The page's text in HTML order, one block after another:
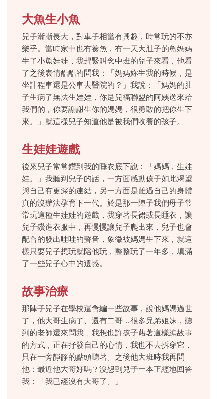
大魚生小魚
兒子漸漸長大，對車子相當有興趣，時常玩的不亦
樂乎。當時家中也有養魚，有一天大肚子的魚媽媽
生了小魚娃娃，我趕緊叫念中班的兒子來看，他看
了之後表情酷酷的問我：「媽媽妳生我的時候，是
坐計程車還是公車去醫院的？」我說：「媽媽的肚
子生病了無法生娃娃，你是兒福聯盟的阿姨送來給
我們的，你要謝謝生你的媽媽，很勇敢的把你生下
來。」就這樣兒子知道他是被我們收養的孩子。
生娃娃遊戲
後來兒子常常鑽到我的睡衣底下說：「媽媽，生娃
娃。」我聽到兒子的話，一方面感動孩子如此渴望
與自己有更深的連結，另一方面是難過自己的身體
真的沒辦法孕育下一代。於是那一陣子我們母子常
常玩這種生娃娃的遊戲，我穿著長裙或長睡衣，讓
兒子鑽進衣服中，再慢慢讓兒子爬出來，兒子也會
配合的發出哇哇的聲音，象徵被媽媽生下來，就這
樣只要兒子想玩就陪他玩，整整玩了一年多，填滿
了一些兒子心中的遺憾。
故事治療
那陣子兒子在學校還會編一些故事，說他媽媽過世
了，他大哥生病了、還有二哥…很多兄弟姐妹，聽
到的老師還來問我，我想也許孩子藉著這樣編故事
的方式，正在抒發自己的心情，我也不去拆穿它，
只在一旁靜靜的點頭聽著。之後他大班時我再問
他：最近他大哥好嗎？沒想到兒子一本正經地回答
我：「我已經沒有大哥了。」